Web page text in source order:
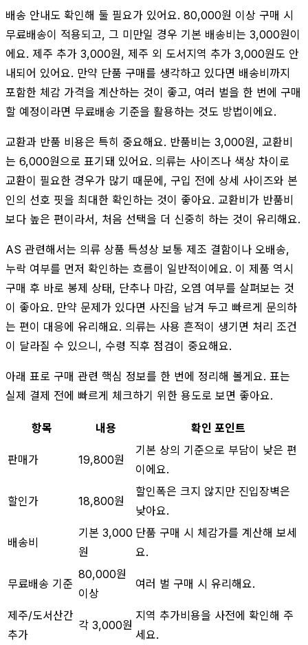
배송 안내도 확인해 둘 필요가 있어요. 80,000원 이상 구매 시
무료배송이 적용되고, 그 미만일 경우 기본 배송비는 3,000원이
에요. 제주 추가 3,000원, 제주 외 도서지역 추가 3,000원도 안
내되어 있어요. 만약 단품 구매를 생각하고 있다면 배송비까지
포함한 체감 가격을 계산하는 것이 좋고, 여러 벌을 한 번에 구매
할 예정이라면 무료배송 기준을 활용하는 것도 방법이에요.
교환과 반품 비용은 특히 중요해요. 반품비는 3,000원, 교환비
는 6,000원으로 표기돼 있어요. 의류는 사이즈나 색상 차이로
교환이 필요한 경우가 많기 때문에, 구입 전에 상세 사이즈와 본
인의 선호 핏을 최대한 확인하는 것이 좋아요. 교환비가 반품비
보다 높은 편이라서, 처음 선택을 더 신중히 하는 것이 유리해요.
AS 관련해서는 의류 상품 특성상 보통 제조 결함이나 오배송,
누락 여부를 먼저 확인하는 흐름이 일반적이에요. 이 제품 역시
구매 후 바로 봉제 상태, 단추나 마감, 오염 여부를 살펴보는 것
이 좋아요. 만약 문제가 있다면 사진을 남겨 두고 빠르게 문의하
는 편이 대응에 유리해요. 의류는 사용 흔적이 생기면 처리 조건
이 달라질 수 있으니, 수령 직후 점검이 중요해요.
아래 표로 구매 관련 핵심 정보를 한 번에 정리해 볼게요. 표는
실제 결제 전에 빠르게 체크하기 위한 용도로 보면 좋아요.
항목 내용 확인 포인트
판매가 19,800원
기본 상의 기준으로 부담이 낮은 편
이에요.
할인가 18,800원
할인폭은 크지 않지만 진입장벽은
낮아요.
배송비
기본 3,000
원
단품 구매 시 체감가를 계산해 보세
요.
무료배송 기준
80,000원
이상
여러 벌 구매 시 유리해요.
제주/도서산간
추가
각 3,000원
지역 추가비용을 사전에 확인해 주
세요.